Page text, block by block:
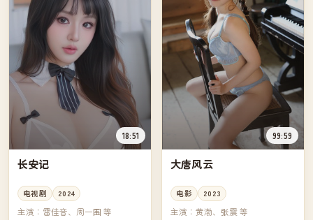
18:51
长安记
电视剧 2024
主演： 雷佳音、周一围 等
99:59
大唐风云
电影 2023
主演：黄渤、张震 等